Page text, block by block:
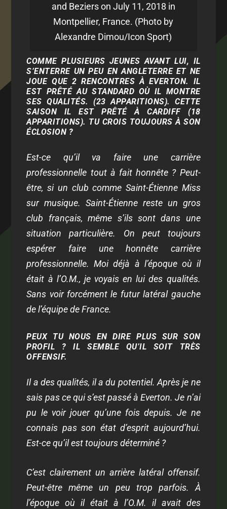
and Beziers on July 11, 2018 in
Montpellier, France. (Photo by
Alexandre Dimou/Icon Sport)
COMME PLUSIEURS JEUNES AVANT LUI, IL
S’ENTERRE UN PEU EN ANGLETERRE ET NE
JOUE QUE 2 RENCONTRES À EVERTON. IL
EST PRÊTÉ AU STANDARD OÙ IL MONTRE
SES QUALITÉS. (23 APPARITIONS). CETTE
SAISON IL EST PRÊTÉ À CARDIFF (18
APPARITIONS). TU CROIS TOUJOURS À SON
ÉCLOSION ?
Est-ce qu’il va faire une carrière
professionnelle tout à fait honnête ? Peut-
être, si un club comme Saint-Étienne Miss
sur musique. Saint-Étienne reste un gros
club français, même s’ils sont dans une
situation particulière. On peut toujours
espérer faire une honnête carrière
professionnelle. Moi déjà à l’époque où il
était à l’O.M., je voyais en lui des qualités.
Sans voir forcément le futur latéral gauche
de l’équipe de France.
PEUX TU NOUS EN DIRE PLUS SUR SON
PROFIL ? IL SEMBLE QU’IL SOIT TRÈS
OFFENSIF.
Il a des qualités, il a du potentiel. Après je ne
sais pas ce qui s’est passé à Everton. Je n’ai
pu le voir jouer qu’une fois depuis. Je ne
connais pas son état d’esprit aujourd’hui.
Est-ce qu’il est toujours déterminé ?
C’est clairement un arrière latéral offensif.
Peut-être même un peu trop parfois. À
l’époque où il était à l’O.M. il avait des